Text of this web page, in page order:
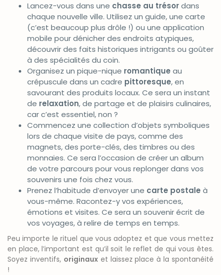
Lancez-vous dans une chasse au trésordans
chaque nouvelle ville. Utilisez un guide, une carte
(c’est beaucoup plus drôle !) ou une application
mobile pour dénicher des endroits atypiques,
découvrir des faits historiques intrigants ou goûter
à des spécialités du coin.
Organisez un pique-nique romantique au
crépuscule dans un cadre pittoresque, en
savourant des produits locaux. Ce sera un instant
de relaxation, de partage et de plaisirs culinaires,
car c’est essentiel, non ?
Commencez une collection d’objets symboliques
lors de chaque visite de pays, comme des
magnets, des porte-clés, des timbres ou des
monnaies. Ce sera l’occasion de créer un album
de votre parcours pour vous replonger dans vos
souvenirs une fois chez vous.
Prenez l’habitude d’envoyer une carte postale à
vous-même. Racontez-y vos expériences,
émotions et visites. Ce sera un souvenir écrit de
vos voyages, à relire de temps en temps.
Peu importe le rituel que vous adoptez et que vous mettez
en place, l’important est qu’il soit le reflet de qui vous êtes.
Soyez inventifs, originaux et laissez place à la spontanéité
!